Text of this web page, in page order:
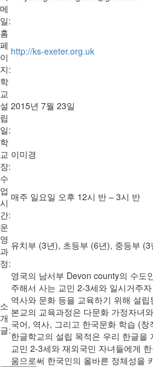
메
일:
홈
페
이
지:
http://ks-exeter.org.uk
학
교
설
립
일:
2015년 7월 23일
학
교
장:
이미경
수
업
시
간:
매주 일요일 오후 12시 반 – 3시 반
운
영
과
정:
유치부 (3년), 초등부 (6년), 중등부
소
개
글:
영국의 남서부 Devon county의 수도
주해서 사는 교민 2-3세와 일시거주
역사와 문화 등을 교육하기 위해 설
본교의 교육과정은 다문화 가정자녀
국어, 역사, 그리고 한국문화 학습 (
한글학교의 설립 목적은 우리 한글을
교민 2-3세와 재외국민 자녀들에게
움으로써 한국인의 올바른 정체성을